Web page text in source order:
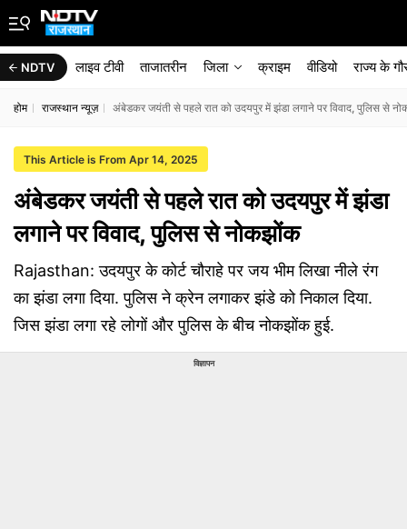
NDTV लाइव टीवी ताजातरीन जिला क्राइम वीडियो राज्‍य के
होम राजस्थान न्यूज़ अंबेडकर जयंती से पहले रात को उदयपुर में झंडा लगाने पर विवाद, पुल‍िस से
This Article is From Apr 14, 2025
अंबेडकर जयंती से पहले रात को उदयपुर में झंडा
लगाने पर विवाद, पुल‍िस से नोकझोंक
Rajasthan: उदयपुर के कोर्ट चौराहे पर जय भीम ल‍िखा नीले रंग
का झंडा लगा द‍िया. पुल‍िस ने क्रेन लगाकर झंडे को न‍िकाल द‍िया.
ज‍िस झंडा लगा रहे लोगों और पुलिस के बीच नोकझोंक हुई.
विज्ञापन